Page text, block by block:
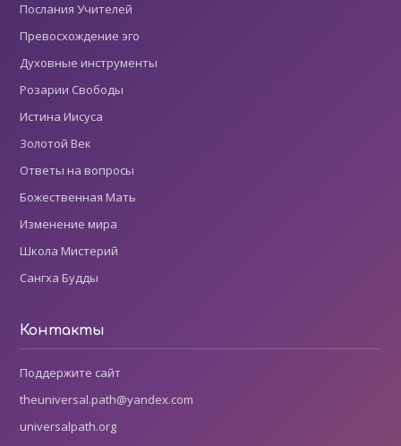
Послания Учителей
Превосхождение эго
Духовные инструменты
Розарии Свободы
Истина Иисуса
Золотой Век
Ответы на вопросы
Божественная Мать
Изменение мира
Школа Мистерий
Сангха Будды
Контакты
Поддержите сайт
theuniversal.path@yandex.com
universalpath.org